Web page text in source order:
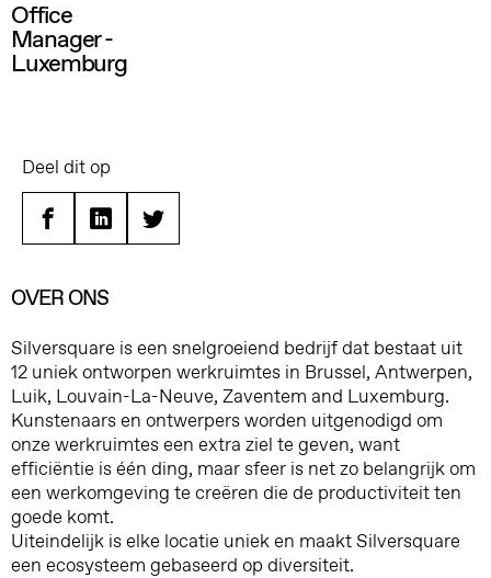
Office
Manager -
Luxemburg
Deel dit op
FacebookLinkedinTwitter
OVER ONS
Silversquare is een snelgroeiend bedrijf dat bestaat uit
12 uniek ontworpen werkruimtes in Brussel, Antwerpen,
Luik, Louvain-La-Neuve, Zaventem and Luxemburg.
Kunstenaars en ontwerpers worden uitgenodigd om
onze werkruimtes een extra ziel te geven, want
efficiëntie is één ding, maar sfeer is net zo belangrijk om
een werkomgeving te creëren die de productiviteit ten
goede komt.
Uiteindelijk is elke locatie uniek en maakt Silversquare
een ecosysteem gebaseerd op diversiteit.